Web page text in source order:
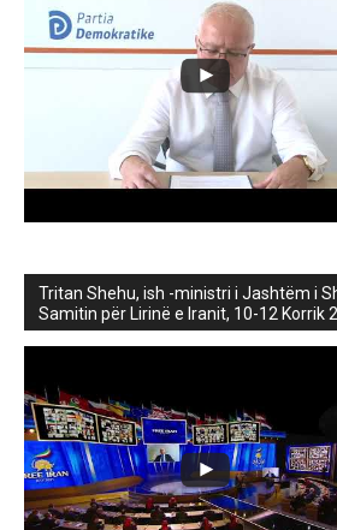
Tritan Shehu, ish -ministri i Jashtëm i
Samitin për Lirinë e Iranit, 10-12 Korrik